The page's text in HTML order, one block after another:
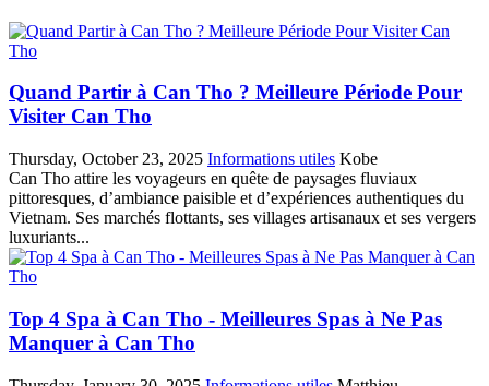
Quand Partir à Can Tho ? Meilleure Période Pour
Visiter Can Tho
Thursday, October 23, 2025 Informations utiles Kobe
Can Tho attire les voyageurs en quête de paysages fluviaux
pittoresques, d’ambiance paisible et d’expériences authentiques du
Vietnam. Ses marchés flottants, ses villages artisanaux et ses vergers
luxuriants...
Top 4 Spa à Can Tho - Meilleures Spas à Ne Pas
Manquer à Can Tho